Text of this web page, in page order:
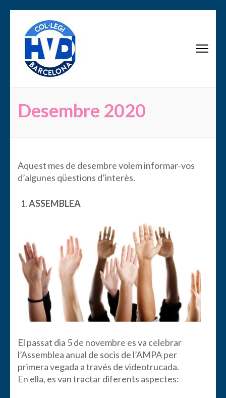
contenido
(presiona
AMPA Scala Dei
Desembre 2020
Aquest mes de desembre volem informar-vos
d’algunes qüestions d’interès.
ASSEMBLEA
El passat dia 5 de novembre es va celebrar
l’Assemblea anual de socis de l’AMPA per
primera vegada a través de videotrucada.
En ella, es van tractar diferents aspectes: